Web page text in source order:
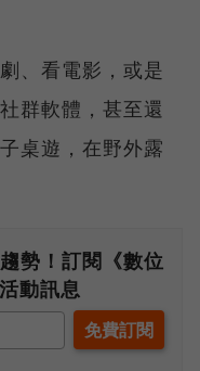
、看電影，或是
群軟體，甚至還
桌遊，在野外露
勢！訂閱《數位
動訊息